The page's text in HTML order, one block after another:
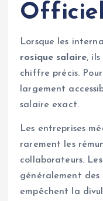
Lorsque les
rosique salaire,
chiffre précis.
largement
salaire exact.
Les entreprises
rarement les
collaborateurs.
généralement
empêchent la